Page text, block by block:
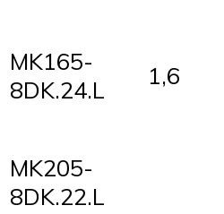
MK165-
8DK.24.L
1,6
MK205-
8DK.22.L